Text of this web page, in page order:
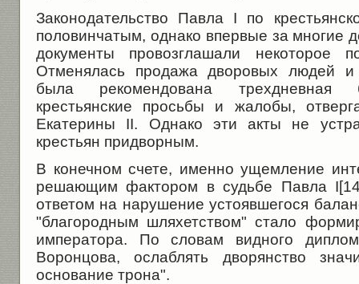
Законодательство Павла I по
половинчатым, однако впервые за многие
документы провозглашали некоторое
Отменялась продажа дворовых людей и
была рекомендована трехдневная
крестьянские просьбы и жалобы,
Екатерины II. Однако эти акты не
крестьян придворным.
В конечном счете, именно ущемление
решающим фактором в судьбе Павла
ответом на нарушение устоявшегося
"благородным шляхетством" стало
императора. По словам видного
Воронцова, ослаблять дворянство
основание трона".